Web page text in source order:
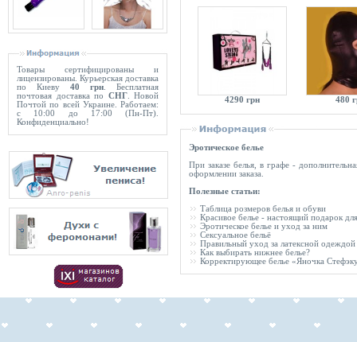
Товары сертифицированы и
лицензированы. Курьерская доставка
по Киеву 40 грн . Бесплатная
почтовая доставка по СНГ. Новой
Почтой по всей Украине. Работаем:
с 10:00 до 17:00 (Пн-Пт).
Конфиденциально!
4290 грн 480
Эротическое белье
При заказе белья, в графе -
оформлении заказа.
Полезные статьи:
Таблица розмеров белья и обуви
Красивое белье - настоящий подарок
Эротическое белье и уход за ним
Сексуальное бельё
Правильный уход за латексной одеждой
Как выбирать нижнее белье?
Корректирующее белье «Яночка